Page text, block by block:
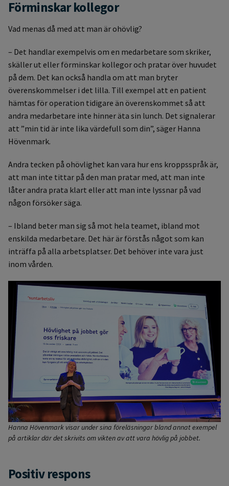
Förminskar kollegor
Vad menas då med att man är ohövlig?
– Det handlar exempelvis om en medarbetare som skriker,
skäller ut eller förminskar kollegor och pratar över huvudet
på dem. Det kan också handla om att man bryter
överenskommelser i det lilla. Till exempel att en patient
hämtas för operation tidigare än överenskommet så att
andra medarbetare inte hinner äta sin lunch. Det signalerar
att ”min tid är inte lika värdefull som din”, säger Hanna
Hövenmark.
Andra tecken på ohövlighet kan vara hur ens kroppsspråk är,
att man inte tittar på den man pratar med, att man inte
låter andra prata klart eller att man inte lyssnar på vad
någon försöker säga.
– Ibland beter man sig så mot hela teamet, ibland mot
enskilda medarbetare. Det här är förstås något som kan
inträffa på alla arbetsplatser. Det behöver inte vara just
inom vården.
Hanna Hövenmark visar under sina föreläsningar bland annat exempel
på artiklar där det skrivits om vikten av att vara hövlig på jobbet.
Positiv respons